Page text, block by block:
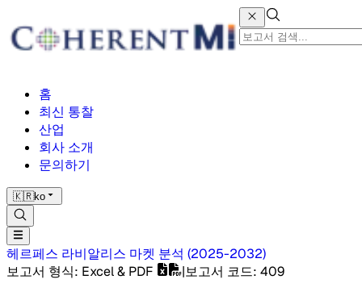
홈
최신 통찰
산업
회사 소개
문의하기
🇰🇷ko
헤르페스 라비알리스 마켓 분석 (2025-2032)
보고서 형식: Excel & PDF |보고서 코드: 409